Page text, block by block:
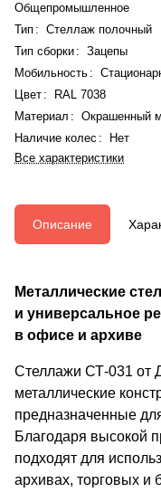
Общепромышленное
Тип : Стеллаж полочный
Тип сборки: Зацепы
Мобильность :
Цвет :
RAL 7038
Материал : Окрашенный
Наличие колес :
Нет
Все характеристики
Описание
Металлические
и универсальное
в офисе и архиве
Стеллажи СТ-031 от
металлические
предназначенные
Благодаря высокой
подходят для
архивах, торговых